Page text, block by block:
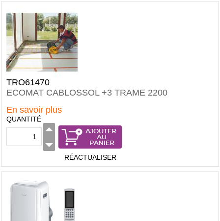
TRO61470
ECOMAT CABLOSSOL +3 TRAME 2200
En savoir plus
QUANTITÉ
RÉACTUALISER